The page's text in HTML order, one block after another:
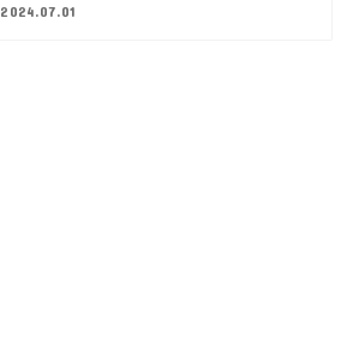
2024.07.01